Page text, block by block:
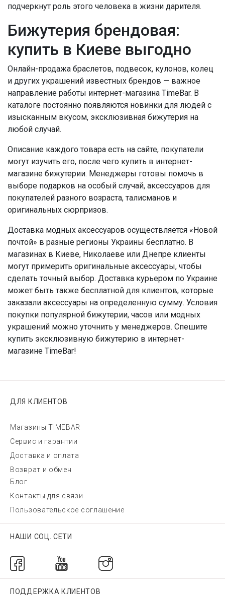
подчеркнут роль этого человека в жизни дарителя.
Бижутерия брендовая:
купить в Киеве выгодно
Онлайн-продажа браслетов, подвесок, кулонов, колец
и других украшений известных брендов — важное
направление работы интернет-магазина TimeBar. В
каталоге постоянно появляются новинки для людей с
изысканным вкусом, эксклюзивная бижутерия на
любой случай.
Описание каждого товара есть на сайте, покупатели
могут изучить его, после чего купить в интернет-
магазине бижутерии. Менеджеры готовы помочь в
выборе подарков на особый случай, аксессуаров для
покупателей разного возраста, талисманов и
оригинальных сюрпризов.
Доставка модных аксессуаров осуществляется «Новой
почтой» в разные регионы Украины бесплатно. В
магазинах в Киеве, Николаеве или Днепре клиенты
могут примерить оригинальные аксессуары, чтобы
сделать точный выбор. Доставка курьером по Украине
может быть также бесплатной для клиентов, которые
заказали аксессуары на определенную сумму. Условия
покупки популярной бижутерии, часов или модных
украшений можно уточнить у менеджеров. Спешите
купить эксклюзивную бижутерию в интернет-
магазине TimeBar!
ДЛЯ КЛИЕНТОВ
Магазины TIMEBAR
Сервис и гарантии
Доставка и оплата
Возврат и обмен
Блог
Контакты для связи
Пользовательское соглашение
НАШИ СОЦ. СЕТИ
ПОДДЕРЖКА КЛИЕНТОВ